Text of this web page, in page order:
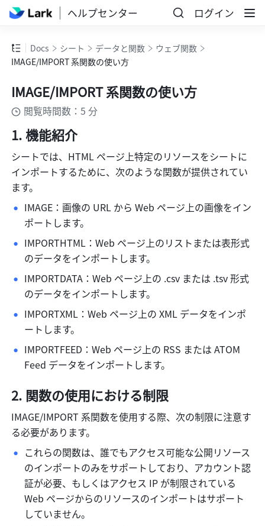
ヘルプセンター ログイン
Docs シート データと関数
ウェブ関数
IMAGE/IMPORT 系関数の使い方
IMAGE/IMPORT 系関数の使い方
閲覧時間数：5 分
機能紹介
シートでは、HTML ページ上特定のリソースをシートに
インポートするために、次のような関数が提供されてい
ます。
IMAGE：画像の URL から Web ページ上の画像をイン
ポートします。
IMPORTHTML：Web ページ上のリストまたは表形式
のデータをインポートします。
IMPORTDATA：Web ページ上の .csv または .tsv 形式
のデータをインポートします。
IMPORTXML：Web ページ上の XML データをインポ
ートします。
IMPORTFEED：Web ページ上の RSS または ATOM
Feed データをインポートします。
関数の使用における制限
IMAGE/IMPORT 系関数を使用する際、次の制限に注意す
る必要があります。
これらの関数は、誰でもアクセス可能な公開リソース
のインポートのみをサポートしており、アカウント認
証が必要、もしくはアクセス IP が制限されている
Web ページからのリソースのインポートはサポート
していません。